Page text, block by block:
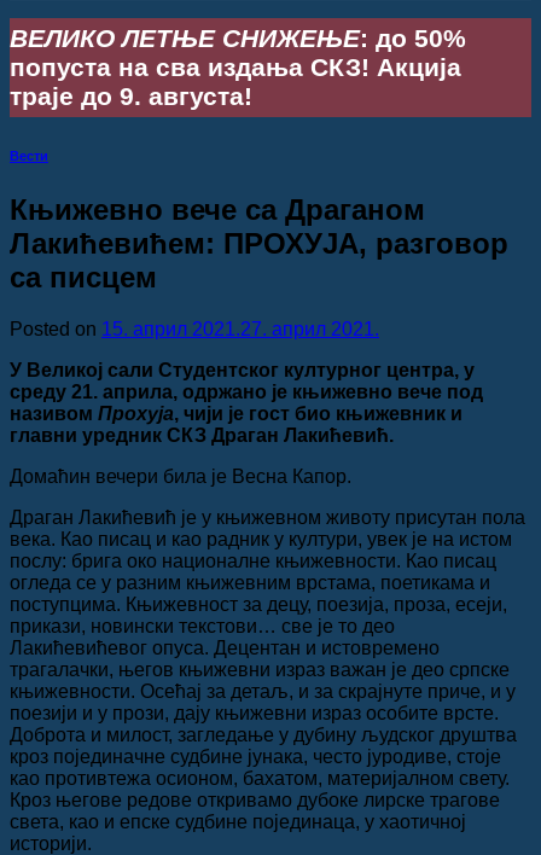
ВЕЛИКО ЛЕТЊЕ СНИЖЕЊЕ: до 50%
попуста на сва издања СКЗ! Акција
траје до 9. августа!
Вести
Књижевно вече са Драганом
Лакићевићем: ПРОХУЈА, разговор
са писцем
Posted on 15. април 2021.27. април 2021.
У Великој сали Студентског културног центра, у
среду 21. априла, одржано је књижевно вече под
називом Прохуја, чији је гост био књижевник и
главни уредник СКЗ Драган Лакићевић.
Домаћин вечери била је Весна Капор.
Драган Лакићевић је у књижевном животу присутан пола
века. Као писац и као радник у култури, увек је на истом
послу: брига око националне књижевности. Као писац
огледа се у разним књижевним врстама, поетикама и
поступцима. Књижевност за децу, поезија, проза, есеји,
прикази, новински текстови… све је то део
Лакићевићевог опуса. Децентан и истовремено
трагалачки, његов књижевни израз важан је део српске
књижевности. Осећај за детаљ, и за скрајнуте приче, и у
поезији и у прози, дају књижевни израз особите врсте.
Доброта и милост, загледање у дубину људског друштва
кроз појединачне судбине јунака, често јуродиве, стоје
као противтежа осионом, бахатом, материјалном свету.
Кроз његове редове откривамо дубоке лирске трагове
света, као и епске судбине појединаца, у хаотичној
историји.